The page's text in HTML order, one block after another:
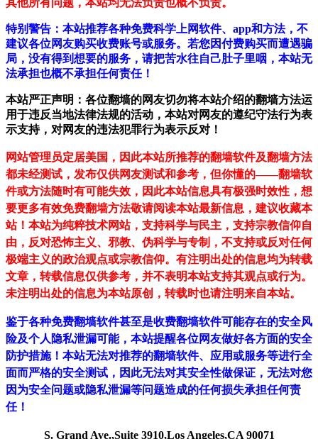
其他所有问题，本站均无法负责也概不负责。
特别警告：本站推荐各种免费科学上网软件、app和方法，不
建议各位网友购买收费账号或服务。若您因付费购买而遭遇骗
局，没有得到想要的服务，请把苦水往自己肚子里咽，本站无
法承担也概不承担任何责任！
本站严正声明：各位翻墙的网友切勿将本站介绍的翻墙方法运
用于违反当地法律法规的活动，本站对网友的遵纪守法行为表
示支持，对网友的违法犯罪行为表示反对！
网站管理员定居美国，因此本站所推荐的翻墙软件及翻墙方法
都未经测试，发布仅供网友测试和参考，但你懂的——翻墙软
件或方法随时有可能失效，因此本站信息具有极强时效性，想
要更多有效免费翻墙方法敬请阅读本站最新信息，建议收藏本
站！ 本站为纯粹技术网站，支持科学与民主，支持宗教信仰自
由，反对恐怖主义、邪教、伪科学与专制，不支持或反对任何
极端主义的政治观点或宗教信仰。有注明出处的信息均为转载
文章，转载信息仅供参考，并不表明本站支持其观点或行为。
未注明出处的信息为本站原创，转载时也请注明来自本站。
鉴于各种免费翻墙软件甚至是收费翻墙软件可能存在的安全风
险及个人隐私泄漏可能，本站提醒各位网友做好各方面的安全
防护措施！本站无法对推荐的翻墙软件、应用或服务等进行全
面而严格的安全测试，因此无法对其安全性做保证，无法对您
因为安全问题或隐私泄漏等问题造成的任何损失承担任何责
任！
S. Grand Ave.,Suite 3910,Los Angeles,CA 90071